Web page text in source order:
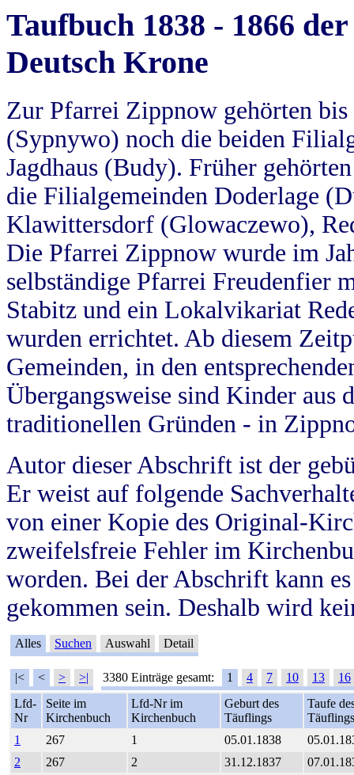
Taufbuch 1838 - 1866
Deutsch Krone
Zur Pfarrei Zippnow gehörten
(Sypnywo) noch die beiden
Jagdhaus (Budy). Früher
die Filialgemeinden Doderlage
Klawittersdorf (Glowaczewo),
Die Pfarrei Zippnow wurde im
selbständige Pfarrei Freudenfier
Stabitz und ein Lokalvikariat
wurden errichtet. Ab diesem
Gemeinden, in den
Übergangsweise sind Kinder aus
traditionellen Gründen - in
Autor dieser Abschrift ist der
Er weist auf folgende
von einer Kopie des Original-
zweifelsfreie Fehler im
worden. Bei der Abschrift kann
gekommen sein. Deshalb wird
Alles Suchen Auswahl Detail
|< < > >| 3380 Einträge gesamt: 1 4 7 10 13
16
Lfd-
Nr
Seite im
Kirchenbuch
Lfd-Nr im
Kirchenbuch
Geburt des
Täuflings
Taufe
Täuflings
1
267 1 05.01.1838
2
267 2 31.12.1837